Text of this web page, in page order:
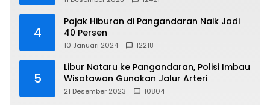
4
Pajak Hiburan di Pangandaran Naik Jadi
40 Persen
10 Januari 2024 12218
5
Libur Nataru ke Pangandaran, Polisi Imbau
Wisatawan Gunakan Jalur Arteri
21 Desember 2023 10804